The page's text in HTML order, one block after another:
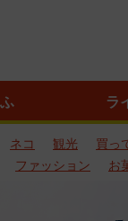
ラ
ネコ 観光 買っ
ファッション お